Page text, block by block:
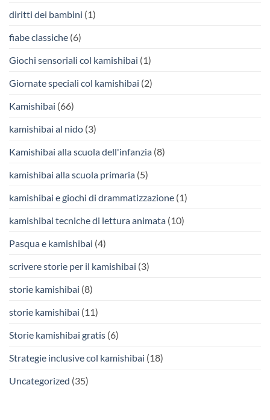
diritti dei bambini (1)
fiabe classiche (6)
Giochi sensoriali col kamishibai (1)
Giornate speciali col kamishibai (2)
Kamishibai (66)
kamishibai al nido (3)
Kamishibai alla scuola dell'infanzia (8)
kamishibai alla scuola primaria (5)
kamishibai e giochi di drammatizzazione (1)
kamishibai tecniche di lettura animata (10)
Pasqua e kamishibai (4)
scrivere storie per il kamishibai (3)
storie kamishibai (8)
storie kamishibai (11)
Storie kamishibai gratis (6)
Strategie inclusive col kamishibai (18)
Uncategorized (35)